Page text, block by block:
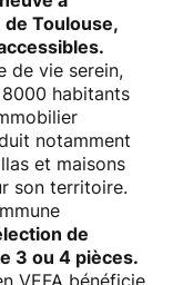
Toulouse,
de vie serein,
habitants
notamment
et maisons
son territoire.
de
3 ou 4 pièces.